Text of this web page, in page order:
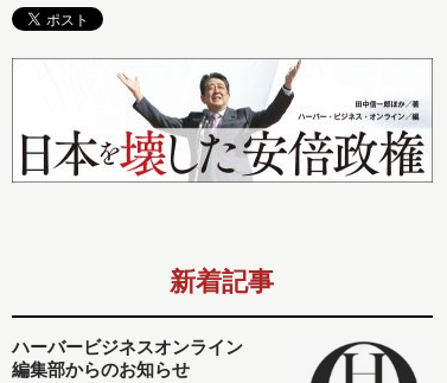
新着記事
ハーバービジネスオンライン
編集部からのお知らせ